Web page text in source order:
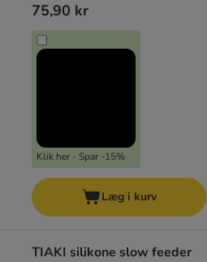
75,90 kr
Klik her - Spar -15%
Læg i kurv
TIAKI silikone slow feeder